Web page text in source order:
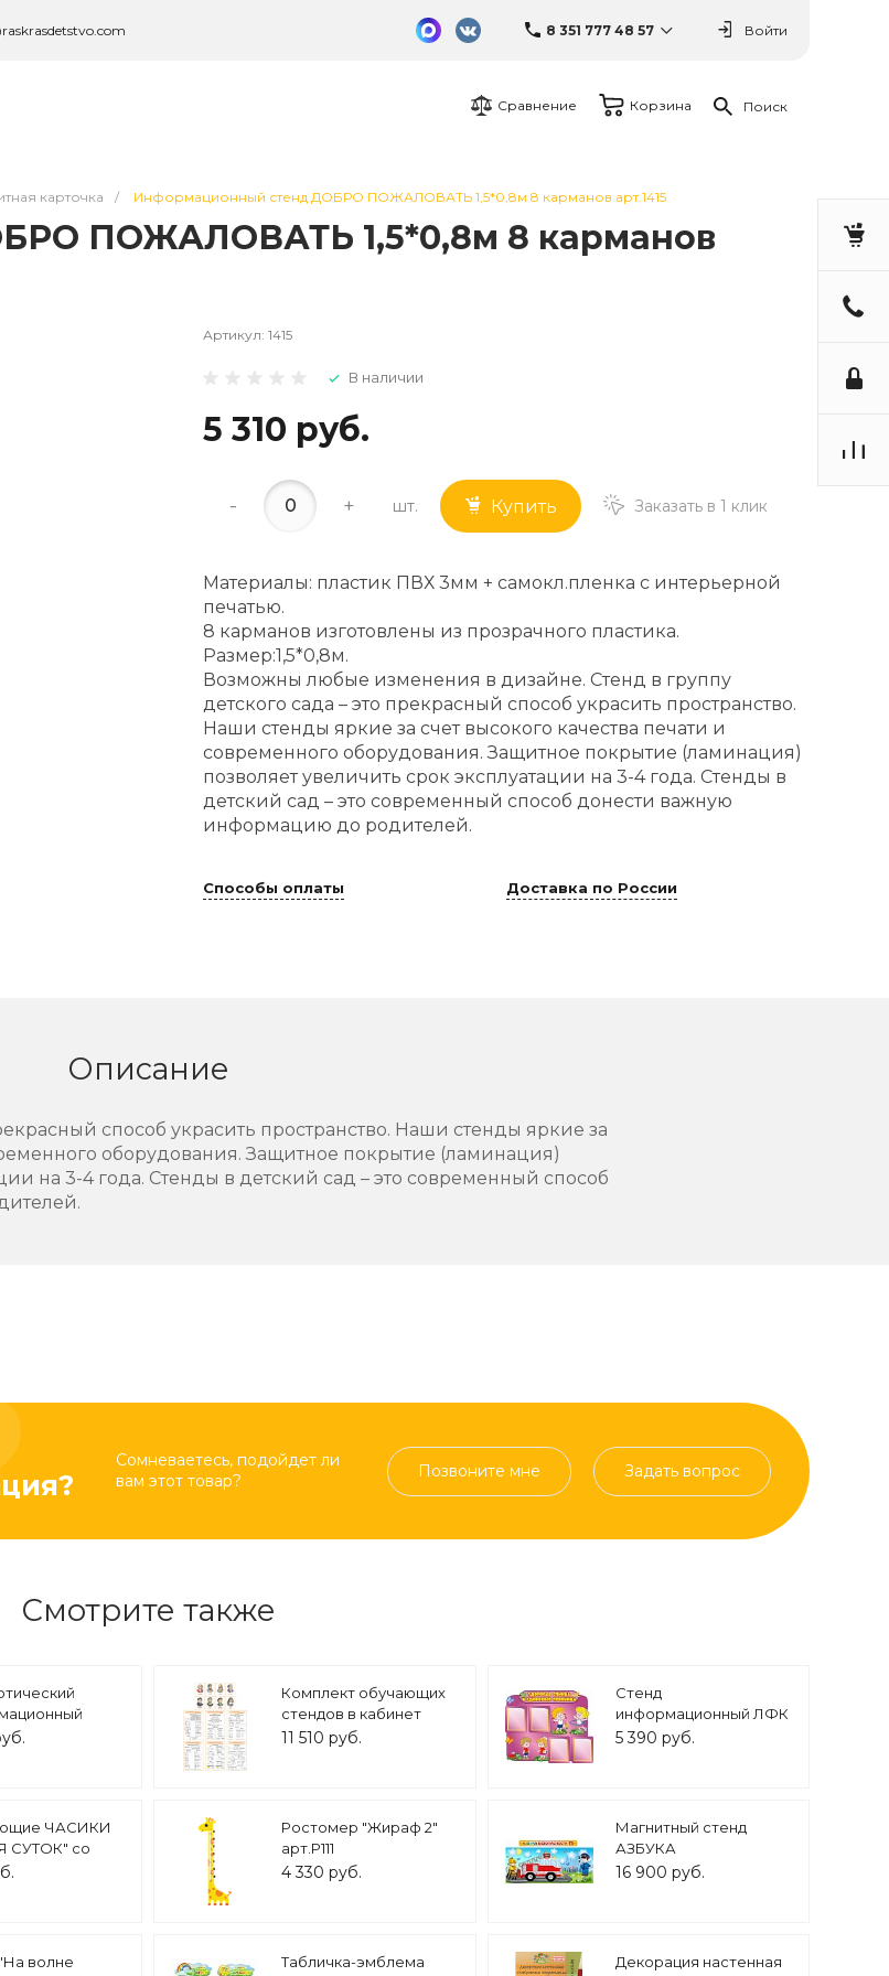
8 351 777 48 57 Войти
Сравнение Корзина Поиск
карточка / Информационный стенд ДОБРО ПОЖАЛОВАТЬ 1,5*0,8м 8 карманов арт.1415
ПОЖАЛОВАТЬ 1,5*0,8м 8 карманов
Артикул: 1415
В наличии
5 310 руб.
- + шт. Купить Заказать в 1 клик
Материалы: пластик ПВХ 3мм + самокл.пленка с интерьерной
печатью.
8 карманов изготовлены из прозрачного пластика.
Размер:1,5*0,8м.
Возможны любые изменения в дизайне. Стенд в группу
детского сада – это прекрасный способ украсить пространство.
Наши стенды яркие за счет высокого качества печати и
современного оборудования. Защитное покрытие (ламинация)
позволяет увеличить срок эксплуатации на 3-4 года. Стенды в
детский сад – это современный способ донести важную
информацию до родителей.
Способы оплаты Доставка по России
Описание
способ украсить пространство. Наши стенды яркие за
оборудования. Защитное покрытие (ламинация)
на 3-4 года. Стенды в детский сад – это современный способ
Сомневаетесь, подойдет ли
вам этот товар?
Позвоните мне Задать вопрос
Смотрите также
край -
Комплект обучающих
стендов в кабинет
математики арт. 3194
11 510 руб.
Стенд
информационный ЛФК
ЗДОРОВАЯ СПИНКА
5 390 руб.
ЧАСИКИ
СУТОК" со
0,3*0,3м арт.
Ростомер "Жираф 2"
арт.Р111
4 330 руб.
Магнитный стенд
АЗБУКА
БЕЗОПАСНОСТИ
16 900 руб.
волне
Табличка-эмблема
Декорация настенная